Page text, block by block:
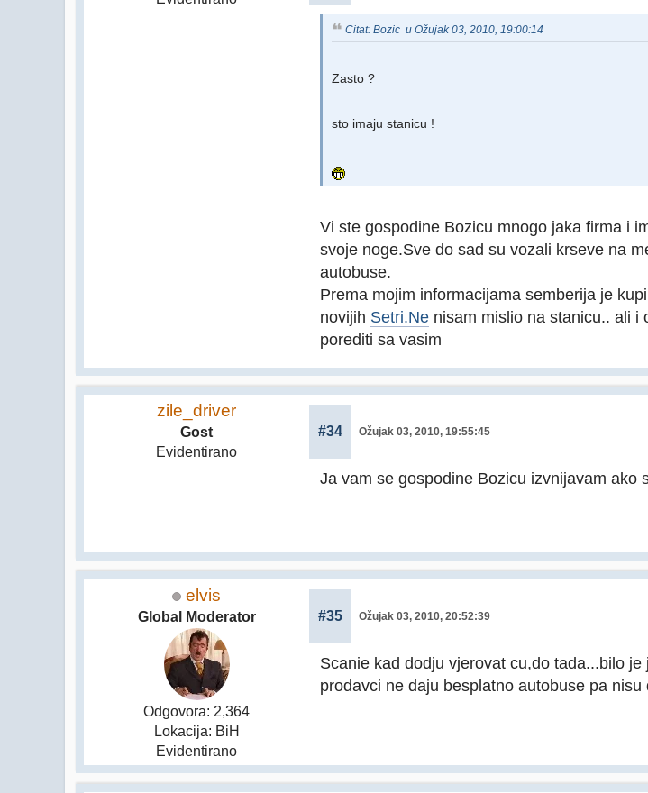
Citat: Bozic u Ožujak 03, 2010, 19:00:14
Zasto ?
sto imaju stanicu !
Vi ste gospodine Bozicu mnogo jaka firma i
svoje noge.Sve do sad su vozali krseve na
autobuse.
Prema mojim informacijama semberija je
novijih Setri.Ne nisam mislio na stanicu.. ali i
porediti sa vasim
zile_driver
Gost
Evidentirano
#34 Ožujak 03, 2010, 19:55:45
Ja vam se gospodine Bozicu izvnijavam ako
elvis
Global Moderator
Odgovora: 2,364
Lokacija: BiH
Evidentirano
#35 Ožujak 03, 2010, 20:52:39
Scanie kad dodju vjerovat cu,do tada...bilo
prodavci ne daju besplatno autobuse pa